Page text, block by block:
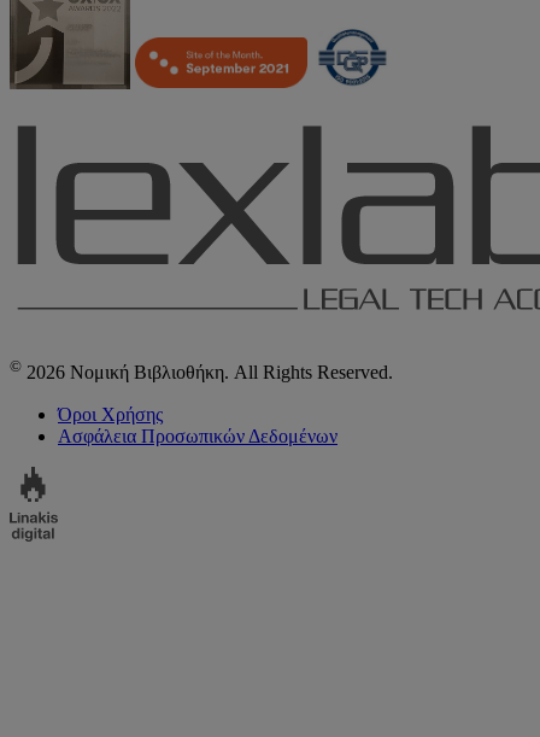
© 2026 Νομική Βιβλιοθήκη. All Rights Reserved.
Όροι Χρήσης
Ασφάλεια Προσωπικών Δεδομένων